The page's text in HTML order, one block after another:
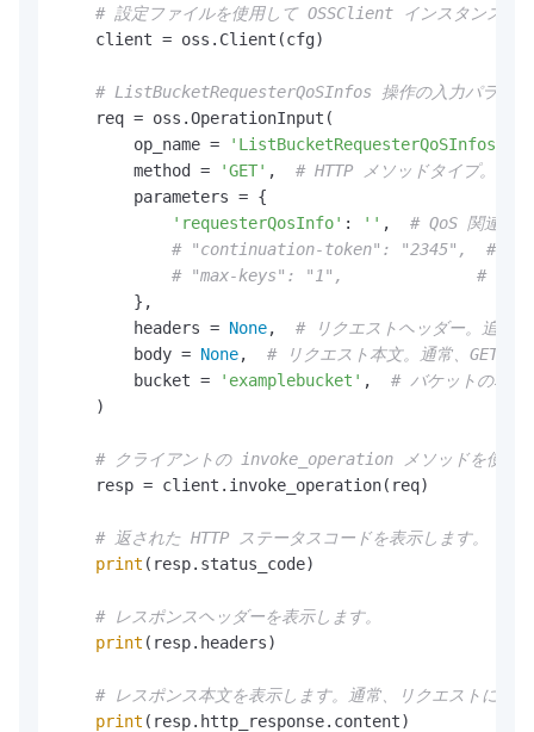
# 設定ファイルを使用して OSSClient インスタンスを
    client = oss.Client(cfg)
# ListBucketRequesterQoSInfos 操作の入力パラメータ
    req = oss.OperationInput(
        op_name =
'ListBucketRequesterQoSInfos'
        method =
'GET' , # HTTP メソッドタイプ。こ
        parameters = {
'requesterQosInfo' : '' , # QoS 関連の
# "continuation-token": "2345",  # オプショ
# "max-keys": "1",              # オプショ
        },
        headers =
None, # リクエストヘッダー。追加
        body =
None, # リクエスト本文。通常、GET リ
        bucket =
'examplebucket' , # バケットの名前
    )
# クライアントの invoke_operation メソッドを使用し
    resp = client.invoke_operation(req)
# 返された HTTP ステータスコードを表示します。
print (resp.status_code)
# レスポンスヘッダーを表示します。
print (resp.headers)
# レスポンス本文を表示します。通常、リクエストによ
print (resp.http_response.content)